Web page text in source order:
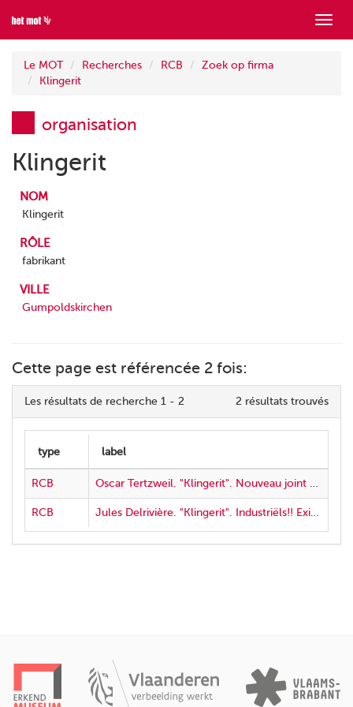
menu
Le MOT Recherches RCB
Zoek op firma
Klingerit
organisation
Klingerit
NOM
Klingerit
RÔLE
fabrikant
VILLE
Gumpoldskirchen
Cette page est référencée 2 fois:
Les résultats de recherche 1 - 2 2 résultats trouvés
RCB Oscar Tertzweil. "Klingerit". Nouveau joint perfectionné pour toutes températures & pressions, vapeur, eau ou air
RCB Jules Delrivière. "Klingerit". Industriëls!! Exigez de vos revendeurs le véritable "Klingerit"